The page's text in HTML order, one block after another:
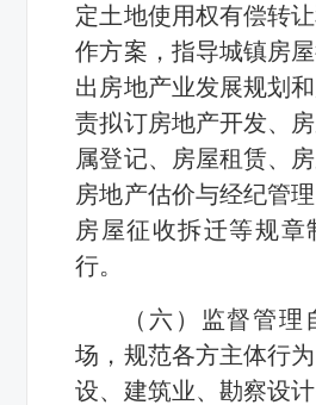
定土地使用权有偿转
作方案，指导城镇房
出房地产业发展规划
责拟订房地产开发、
属登记、房屋租赁、房
房地产估价与经纪管理
房屋征收拆迁等规章
行。
（六）监督管
场，规范各方主体行
设、建筑业、勘察设